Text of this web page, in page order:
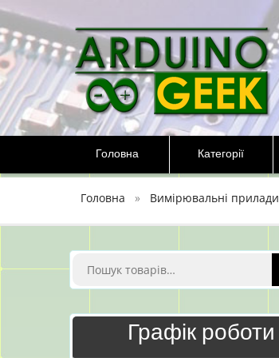
Перейти
до
вмісту
Головна Категорії
Головна Вимірювальні прилади
Шукати:
Графік роботи